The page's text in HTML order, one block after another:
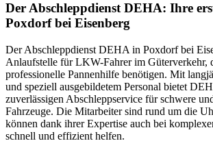
Der Abschleppdienst DEHA: Ihre
Poxdorf bei Eisenberg
Der Abschleppdienst DEHA in Poxdorf bei
Anlaufstelle für LKW-Fahrer im Güterverkehr,
professionelle Pannenhilfe benötigen. Mit
und speziell ausgebildetem Personal bietet
zuverlässigen Abschleppservice für schwere
Fahrzeuge. Die Mitarbeiter sind rund um die
können dank ihrer Expertise auch bei
schnell und effizient helfen.